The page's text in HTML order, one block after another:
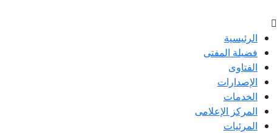
الرئيسية
فضيلة المفتى
الفتاوى
الإصدارات
الخدمات
المركز الإعلامى
المرئيات